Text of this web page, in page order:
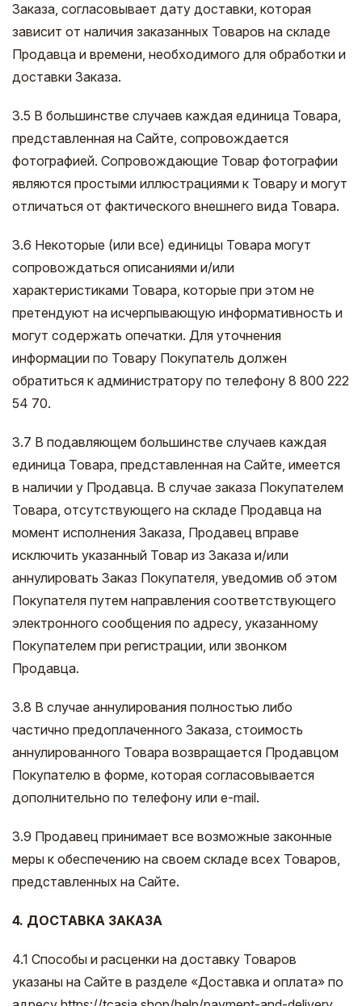
Заказа, согласовывает дату доставки, которая
зависит от наличия заказанных Товаров на складе
Продавца и времени, необходимого для обработки и
доставки Заказа.
3.5 В большинстве случаев каждая единица Товара,
представленная на Сайте, сопровождается
фотографией. Сопровождающие Товар фотографии
являются простыми иллюстрациями к Товару и могут
отличаться от фактического внешнего вида Товара.
3.6 Некоторые (или все) единицы Товара могут
сопровождаться описаниями и/или
характеристиками Товара, которые при этом не
претендуют на исчерпывающую информативность и
могут содержать опечатки. Для уточнения
информации по Товару Покупатель должен
обратиться к администратору по телефону 8 800 222
54 70.
3.7 В подавляющем большинстве случаев каждая
единица Товара, представленная на Сайте, имеется
в наличии у Продавца. В случае заказа Покупателем
Товара, отсутствующего на складе Продавца на
момент исполнения Заказа, Продавец вправе
исключить указанный Товар из Заказа и/или
аннулировать Заказ Покупателя, уведомив об этом
Покупателя путем направления соответствующего
электронного сообщения по адресу, указанному
Покупателем при регистрации, или звонком
Продавца.
3.8 В случае аннулирования полностью либо
частично предоплаченного Заказа, стоимость
аннулированного Товара возвращается Продавцом
Покупателю в форме, которая согласовывается
дополнительно по телефону или e-mail.
3.9 Продавец принимает все возможные законные
меры к обеспечению на своем складе всех Товаров,
представленных на Сайте.
4. ДОСТАВКА ЗАКАЗА
4.1 Способы и расценки на доставку Товаров
указаны на Сайте в разделе «Доставка и оплата» по